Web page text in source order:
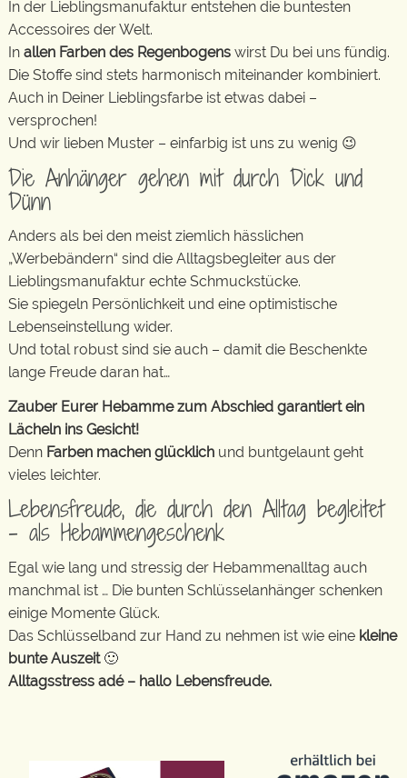
In der Lieblingsmanufaktur entstehen die buntesten
Accessoires der Welt.
In allen Farben des Regenbogens wirst Du bei uns fündig.
Die Stoffe sind stets harmonisch miteinander kombiniert.
Auch in Deiner Lieblingsfarbe ist etwas dabei –
versprochen!
Und wir lieben Muster – einfarbig ist uns zu wenig 😉
Die Anhänger gehen mit durch Dick und
Dünn
Anders als bei den meist ziemlich hässlichen
„Werbebändern“ sind die Alltagsbegleiter aus der
Lieblingsmanufaktur echte Schmuckstücke.
Sie spiegeln Persönlichkeit und eine optimistische
Lebenseinstellung wider.
Und total robust sind sie auch – damit die Beschenkte
lange Freude daran hat…
Zauber Eurer Hebamme zum Abschied garantiert ein
Lächeln ins Gesicht!
Denn Farben machen glücklich und buntgelaunt geht
vieles leichter.
Lebensfreude, die durch den Alltag begleitet
– als Hebammengeschenk
Egal wie lang und stressig der Hebammenalltag auch
manchmal ist … Die bunten Schlüsselanhänger schenken
einige Momente Glück.
Das Schlüsselband zur Hand zu nehmen ist wie eine kleine
bunte Auszeit🙂
Alltagsstress adé – hallo Lebensfreude.